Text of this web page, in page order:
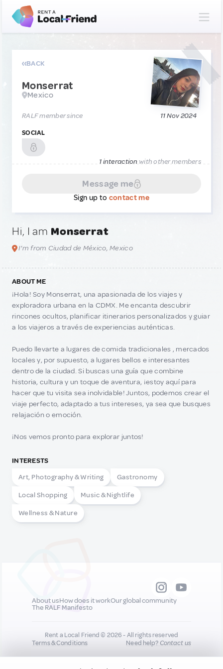
BACK
Monserrat
Mexico
RALF member since 11 Nov 2024
SOCIAL
1 interactionwith other members
Message me
Sign up to contact me
Hi, I am Monserrat
I'm from Ciudad de México, Mexico
ABOUT ME
¡Hola! Soy Monserrat, una apasionada de los viajes y
exploradora urbana en la CDMX. Me encanta descubrir
rincones ocultos, planificar itinerarios personalizados y guiar
a los viajeros a través de experiencias auténticas.
Puedo llevarte a lugares de comida tradicionales , mercados
locales y, por supuesto, a lugares bellos e interesantes
dentro de la ciudad. Si buscas una guía que combine
historia, cultura y un toque de aventura, ¡estoy aquí para
hacer que tu visita sea inolvidable! Juntos, podemos crear el
viaje perfecto, adaptado a tus intereses, ya sea que busques
relajación o emoción.
¡Nos vemos pronto para explorar juntos!
INTERESTS
Art, Photography & Writing
Gastronomy
Local Shopping Music & Nightlife
Wellness & Nature
About usHow does it workOur global community
The RALF Manifesto
Rent a Local Friend © 2026 - All rights reserved
Terms & Conditions
Need help?Contact us